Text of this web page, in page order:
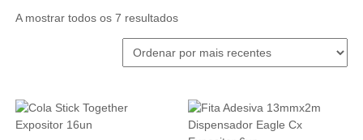
A mostrar todos os 7 resultadosOrdenado
mais
recentes